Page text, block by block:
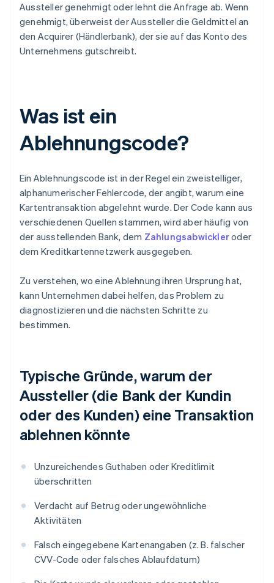
Aussteller genehmigt oder lehnt die Anfrage ab. Wenn
genehmigt, überweist der Aussteller die Geldmittel an
den Acquirer (Händlerbank), der sie auf das Konto des
Unternehmens gutschreibt.
Was ist ein
Ablehnungscode?
Ein Ablehnungscode ist in der Regel ein zweistelliger,
alphanumerischer Fehlercode, der angibt, warum eine
Kartentransaktion abgelehnt wurde. Der Code kann aus
verschiedenen Quellen stammen, wird aber häufig von
der ausstellenden Bank, dem Zahlungsabwickleroder
dem Kreditkartennetzwerk ausgegeben.
Zu verstehen, wo eine Ablehnung ihren Ursprung hat,
kann Unternehmen dabei helfen, das Problem zu
diagnostizieren und die nächsten Schritte zu
bestimmen.
Typische Gründe, warum der
Aussteller (die Bank der Kundin
oder des Kunden) eine Transaktion
ablehnen könnte
Unzureichendes Guthaben oder Kreditlimit
überschritten
Verdacht auf Betrug oder ungewöhnliche
Aktivitäten
Falsch eingegebene Kartenangaben (z. B. falscher
CVV-Code oder falsches Ablaufdatum)